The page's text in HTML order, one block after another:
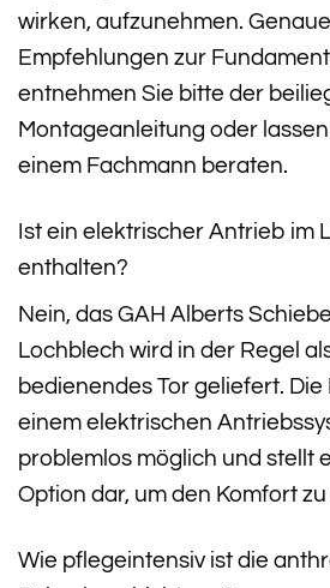
wirken, aufzunehmen.
Empfehlungen zur
entnehmen Sie bitte der
Montageanleitung oder
einem Fachmann beraten.
Ist ein elektrischer Antrieb im
enthalten?
Nein, das GAH Alberts
Lochblech wird in der Regel
bedienendes Tor geliefert.
einem elektrischen
problemlos möglich und stellt
Option dar, um den Komfort
Wie pflegeintensiv ist die